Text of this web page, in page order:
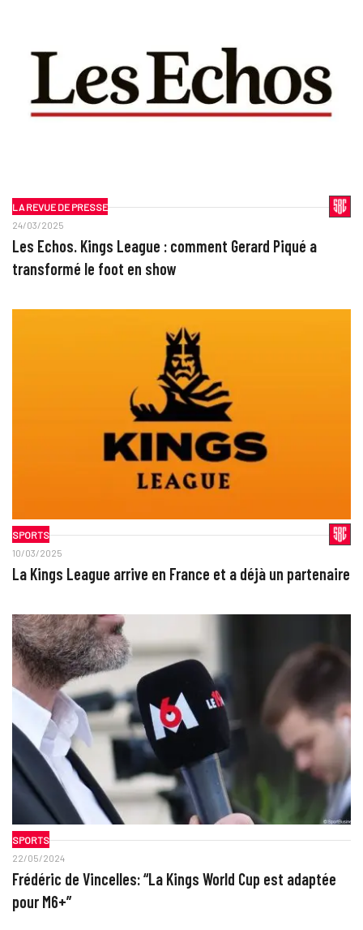
LA REVUE DE PRESSE
24/03/2025
Les Echos. Kings League : comment Gerard Piqué a
transformé le foot en show
SPORTS
10/03/2025
La Kings League arrive en France et a déjà un partenaire
SPORTS
22/05/2024
Frédéric de Vincelles: “La Kings World Cup est adaptée
pour M6+”